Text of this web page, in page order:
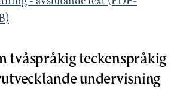
tvåspråkig teckenspråkig
undervisning